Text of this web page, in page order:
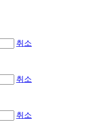
취소
취소
취소